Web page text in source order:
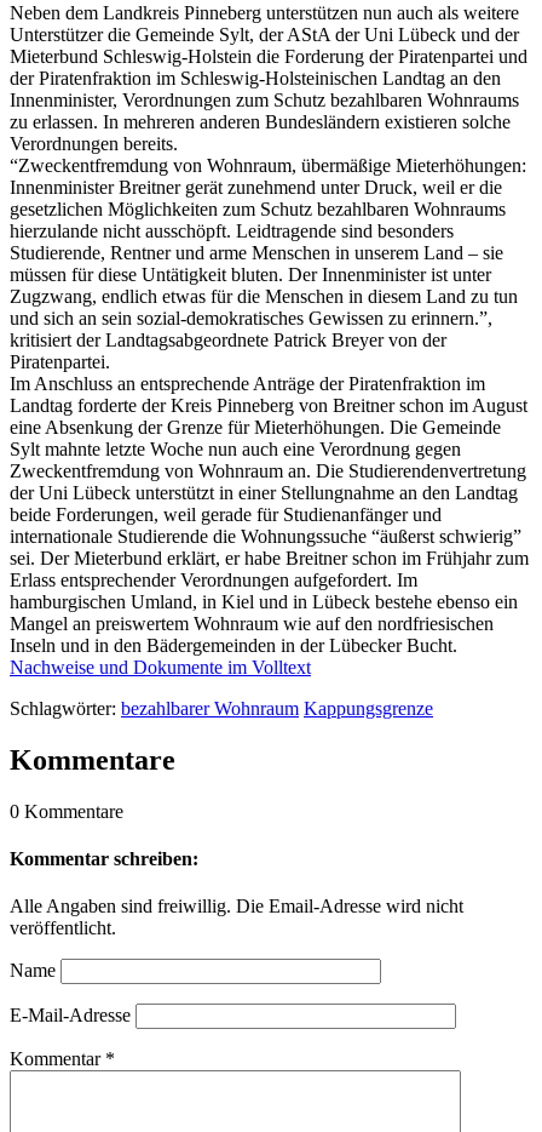
Neben dem Landkreis Pinneberg unterstützen nun auch als weitere
Unterstützer die Gemeinde Sylt, der AStA der Uni Lübeck und der
Mieterbund Schleswig-Holstein die Forderung der Piratenpartei und
der Piratenfraktion im Schleswig-Holsteinischen Landtag an den
Innenminister, Verordnungen zum Schutz bezahlbaren Wohnraums
zu erlassen. In mehreren anderen Bundesländern existieren solche
Verordnungen bereits.
“Zweckentfremdung von Wohnraum, übermäßige Mieterhöhungen:
Innenminister Breitner gerät zunehmend unter Druck, weil er die
gesetzlichen Möglichkeiten zum Schutz bezahlbaren Wohnraums
hierzulande nicht ausschöpft. Leidtragende sind besonders
Studierende, Rentner und arme Menschen in unserem Land – sie
müssen für diese Untätigkeit bluten. Der Innenminister ist unter
Zugzwang, endlich etwas für die Menschen in diesem Land zu tun
und sich an sein sozial-demokratisches Gewissen zu erinnern.”,
kritisiert der Landtagsabgeordnete Patrick Breyer von der
Piratenpartei.
Im Anschluss an entsprechende Anträge der Piratenfraktion im
Landtag forderte der Kreis Pinneberg von Breitner schon im August
eine Absenkung der Grenze für Mieterhöhungen. Die Gemeinde
Sylt mahnte letzte Woche nun auch eine Verordnung gegen
Zweckentfremdung von Wohnraum an. Die Studierendenvertretung
der Uni Lübeck unterstützt in einer Stellungnahme an den Landtag
beide Forderungen, weil gerade für Studienanfänger und
internationale Studierende die Wohnungssuche “äußerst schwierig”
sei. Der Mieterbund erklärt, er habe Breitner schon im Frühjahr zum
Erlass entsprechender Verordnungen aufgefordert. Im
hamburgischen Umland, in Kiel und in Lübeck bestehe ebenso ein
Mangel an preiswertem Wohnraum wie auf den nordfriesischen
Inseln und in den Bädergemeinden in der Lübecker Bucht.
Nachweise und Dokumente im Volltext
Schlagwörter: bezahlbarer Wohnraum Kappungsgrenze
Kommentare
0 Kommentare
Kommentar schreiben:
Alle Angaben sind freiwillig. Die Email-Adresse wird nicht
veröffentlicht.
Name
E-Mail-Adresse
Kommentar *